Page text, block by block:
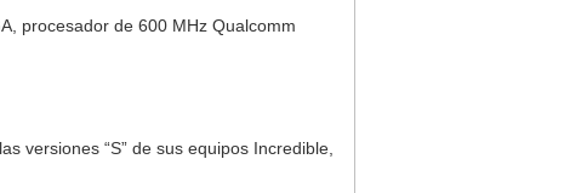
procesador de 600 MHz Qualcomm
versiones “S” de sus equipos Incredible,